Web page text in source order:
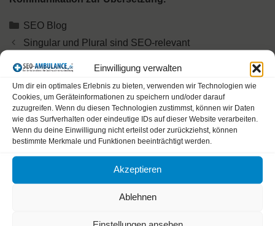
Einwilligung verwalten
Um dir ein optimales Erlebnis zu bieten, verwenden wir Technologien wie
Cookies, um Geräteinformationen zu speichern und/oder darauf
zuzugreifen. Wenn du diesen Technologien zustimmst, können wir Daten
wie das Surfverhalten oder eindeutige IDs auf dieser Website verarbeiten.
Wenn du deine Einwilligung nicht erteilst oder zurückziehst, können
bestimmte Merkmale und Funktionen beeinträchtigt werden.
Akzeptieren
Ablehnen
Kategorien
SEO Blog
Singular und Plural sind SEO-relevant
Schreibe einen Kommentar
Kommentar